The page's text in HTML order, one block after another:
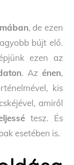
, de ezen
bújt elő.
ezen az
. Az énen,
kis
amiről
tesz. És
esetében is.